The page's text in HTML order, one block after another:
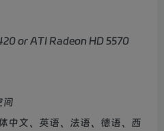
or ATI Radeon HD 5570
间
中文、英语、法语、德语、西